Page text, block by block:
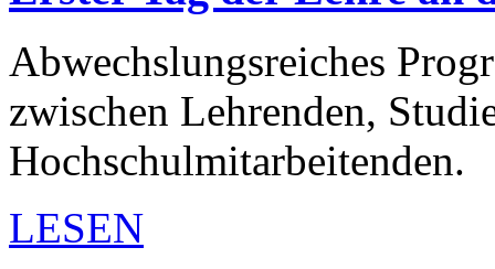
Abwechslungsreiches
zwischen Lehrenden,
Hochschulmitarbeitenden.
LESEN